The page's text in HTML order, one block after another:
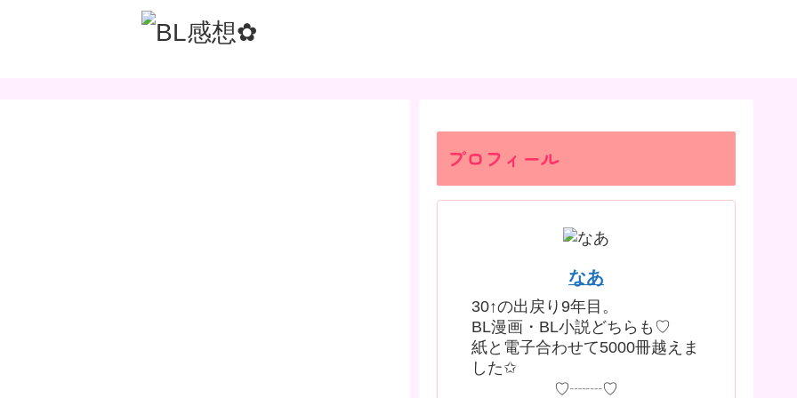
プロフィール
なあ
30↑の出戻り9年目。
BL漫画・BL小説どちらも♡
紙と電子合わせて5000冊越えま
した✩
♡┈┈♡